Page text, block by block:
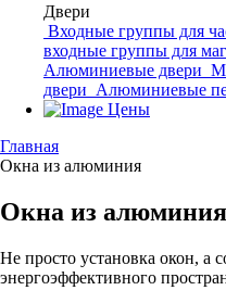
Двери
Входные группы для
входные группы для
Алюминиевые двери
двери Алюминиевые
Цены
Главная
Окна из алюминия
Окна из алюминия
Не просто установка окон, а
энергоэффективного